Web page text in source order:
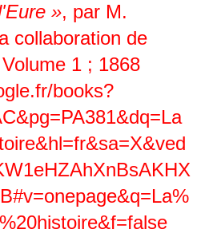
», par M.
collaboration de
1 ; 1868
books?